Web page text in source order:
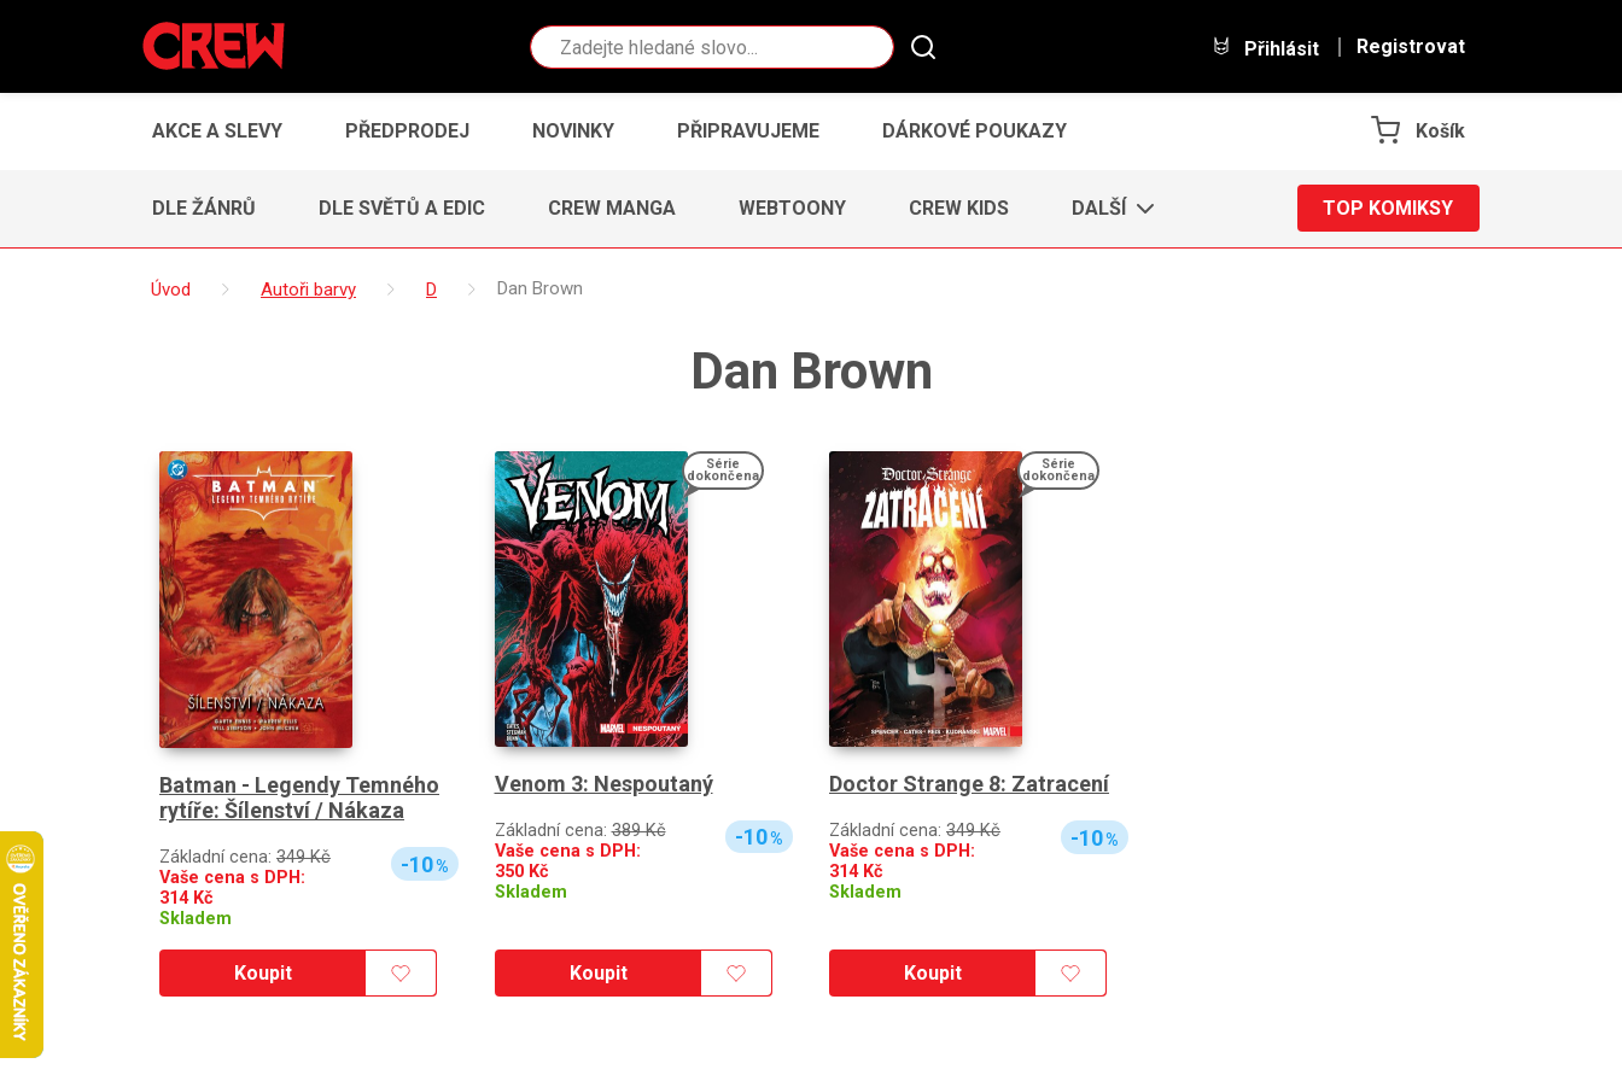
Vyhledávání Přihlásit Registrovat
AKCE A SLEVY PŘEDPRODEJ NOVINKY PŘIPRAVUJEME DÁRKOVÉ POUKAZY Košík
DLE ŽÁNRŮ DLE SVĚTŮ A EDIC CREW MANGA WEBTOONY CREW KIDS DALŠÍ TOP KOMIKSY
Úvod Autoři barvy D Dan Brown
Dan Brown
Batman - Legendy Temného
rytíře: Šílenství / Nákaza
Základní cena: 349 Kč
Vaše cena s DPH:
314Kč
Skladem
-10%
Koupit
Série
dokončena
Venom 3: Nespoutaný
Základní cena:389 Kč
Vaše cena s DPH:
350Kč
Skladem
-10%
Koupit
Série
dokončena
Doctor Strange 8: Zatracení
Základní cena: 349 Kč
Vaše cena s DPH:
314Kč
Skladem
-10%
Koupit